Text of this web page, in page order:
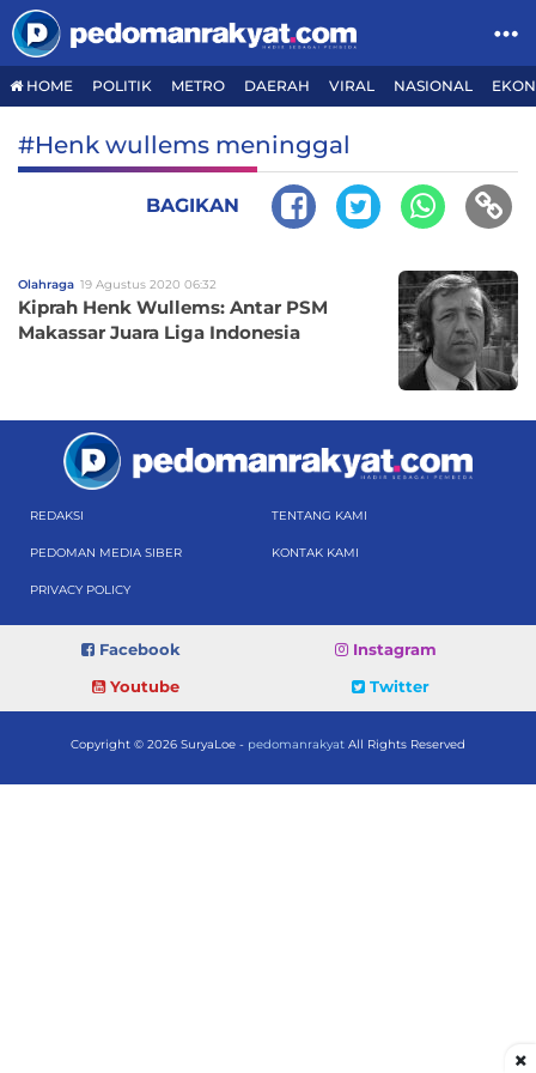
HOME POLITIK METRO DAERAH VIRAL NASIONAL
#Henk wullems meninggal
BAGIKAN
Olahraga 19 Agustus 2020 06:32
Kiprah Henk Wullems: Antar PSM
Makassar Juara Liga Indonesia
REDAKSI TENTANG KAMI
PEDOMAN MEDIA SIBER KONTAK KAMI
PRIVACY POLICY
Facebook
Instagram
Youtube
Twitter
Copyright © 2026 SuryaLoe - pedomanrakyat All Rights Reserved
×